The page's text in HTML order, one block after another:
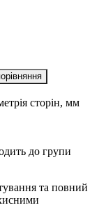
сторін, мм
до групи
та повний